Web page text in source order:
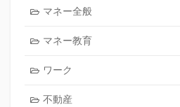
マネー全般
マネー教育
ワーク
不動産